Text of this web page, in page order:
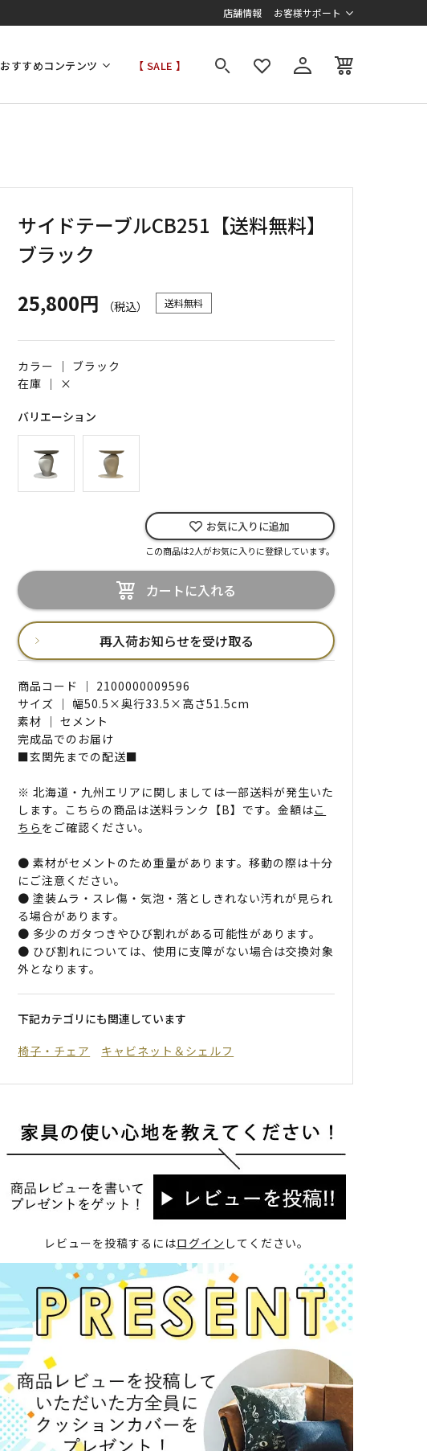
店舗情報 お客様サポート
おすすめコンテンツ 【 SALE 】
サイドテーブルCB251【送料無料】
ブラック
25,800円
（税込） 送料無料
カラー ｜ ブラック
在庫 ｜ ×
バリエーション
お気に入りに追加
この商品は2人がお気に入りに登録しています。
カートに入れる
再入荷お知らせを受け取る
商品コード ｜ 2100000009596
サイズ ｜ 幅50.5×奥行33.5×高さ51.5cm
素材 ｜ セメント
完成品でのお届け
■玄関先までの配送■
※ 北海道・九州エリアに関しましては一部送料が発生いた
します。こちらの商品は送料ランク【B】です。金額はこ
ちら をご確認ください。
● 素材がセメントのため重量があります。移動の際は十分
にご注意ください。
● 塗装ムラ・スレ傷・気泡・落としきれない汚れが見られ
る場合があります。
● 多少のガタつきやひび割れがある可能性があります。
● ひび割れについては、使用に支障がない場合は交換対象
外となります。
下記カテゴリにも関連しています
椅子・チェア
キャビネット＆シェルフ
レビューを投稿するにはログイン してください。